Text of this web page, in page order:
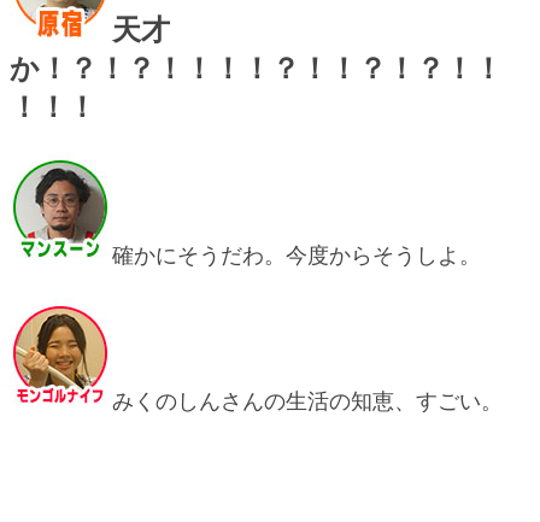
天才
か！？！？！！！！？！！？！？！！
！！！
確かにそうだわ。今度からそうしよ。
みくのしんさんの生活の知恵、すごい。